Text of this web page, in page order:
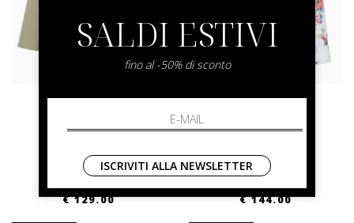
42 44
€ 259.00-50.2%
€ 129.00
44 46 48
€ 289.00-50.2%
€ 144.00
SALDI ESTIVI
fino al -50% di sconto
ISCRIVITI ALLA NEWSLETTER